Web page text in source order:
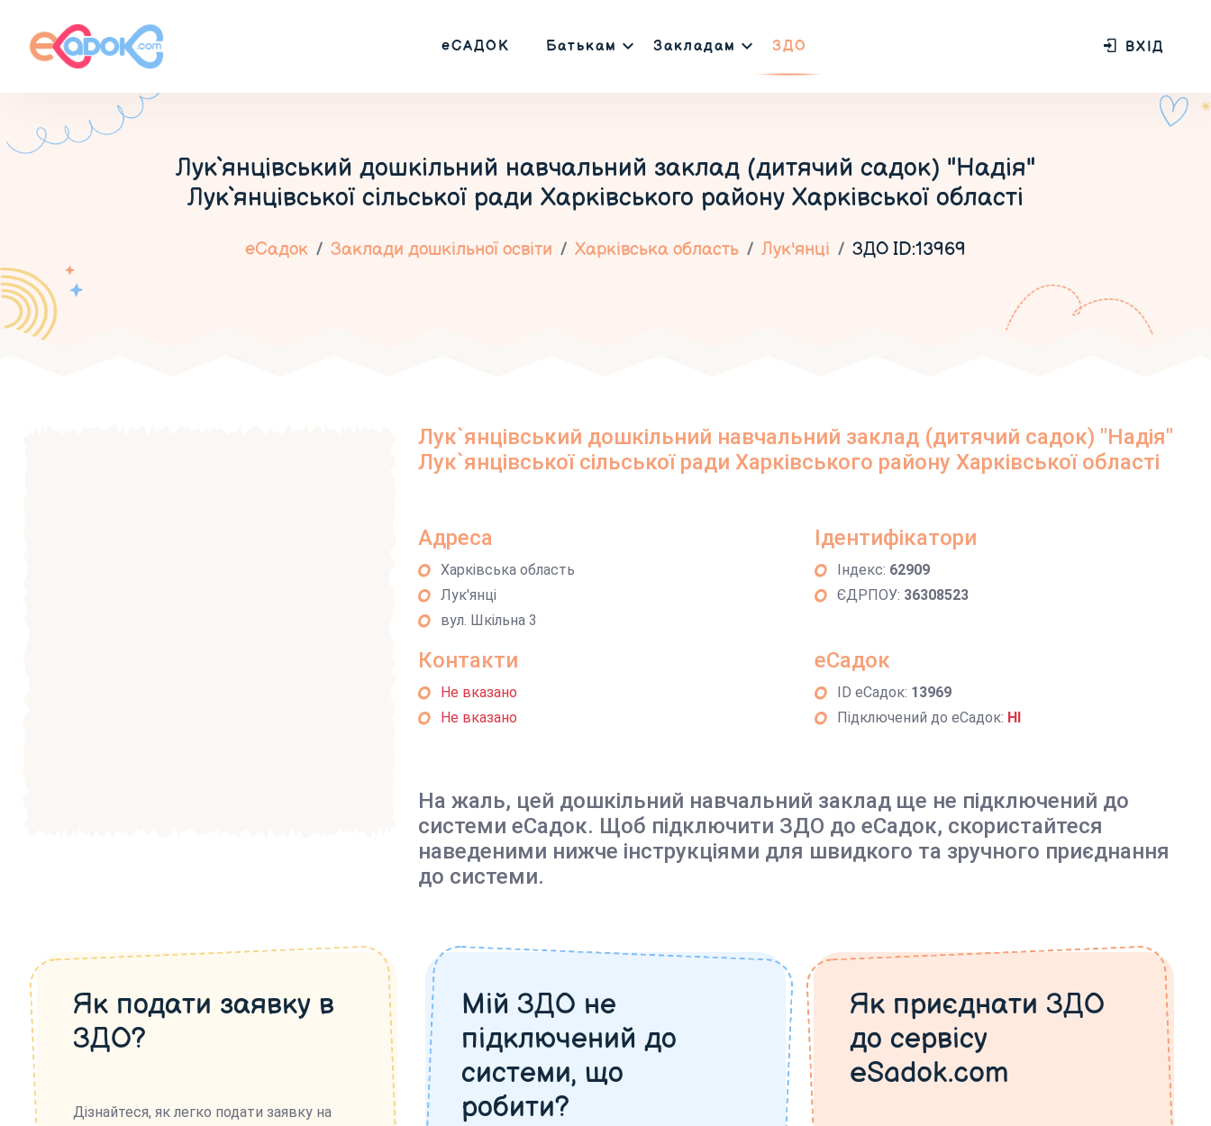
еСАДОК Батькам Закладам ЗДО ВХІД
Лук`янцівський дошкільний навчальний заклад (дитячий садок) "Надія"
Лук`янцівської сільської ради Харківського району Харківської області
еСадок Заклади дошкільної освіти Харківська область Лук'янці ЗДО ID:13969
Лук`янцівський дошкільний навчальний заклад (дитячий садок) "Надія"
Лук`янцівської сільської ради Харківського району Харківської області
Адреса
Харківська область
Лук'янці
вул. Шкільна 3
Ідентифікатори
Індекс: 62909
ЄДРПОУ: 36308523
Контакти
Не вказано
Не вказано
еСадок
ID еСадок: 13969
Підключений до еСадок: НІ
На жаль, цей дошкільний навчальний заклад ще не підключений до
системи еСадок. Щоб підключити ЗДО до еСадок, скористайтеся
наведеними нижче інструкціями для швидкого та зручного приєднання
до системи.
Як подати заявку в
ЗДО?
Дізнайтеся, як легко подати заявку на
Мій ЗДО не
підключений до
системи, що
робити?
Як приєднати ЗДО
до сервісу
eSadok.com